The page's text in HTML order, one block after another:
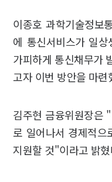
이종호 과학기술정보
에 통신서비스가 일
가피하게 통신채무가
고자 이번 방안을 마
김주현 금융위원장은
로 일어나서 경제적
지원할 것"이라고 밝